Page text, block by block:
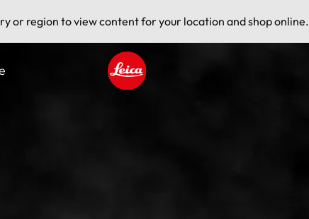
or region to view content for your location and shop online.